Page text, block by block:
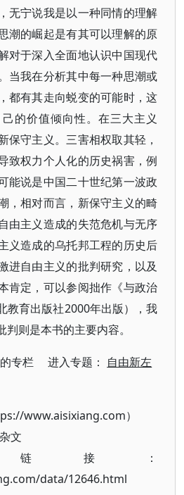
无宁说我是以一种同情的理解
潮的崛起是有其可以理解的原
对于深入全面地认识中国现代
当我在分析其中每一种思潮或
都有其走向蜕变的可能时，这
的价值倾向性。在三大主义
保守主义。三害相权取其轻，
致权力个人化的历史祸害，例
能说是中国二十世纪第一波政
，相对而言，新保守主义的畸
由主义造成的失范危机与无序
义造成的乌托邦工程的历史后
进自由主义的批判研究，以及
肯定，可以参阅拙作《与政治
教育出版社2000年出版），我
则是本书的主要内容。
的专栏 进入专题： 自由新左
www.aisixiang.com）
文
接：
data/12646.html